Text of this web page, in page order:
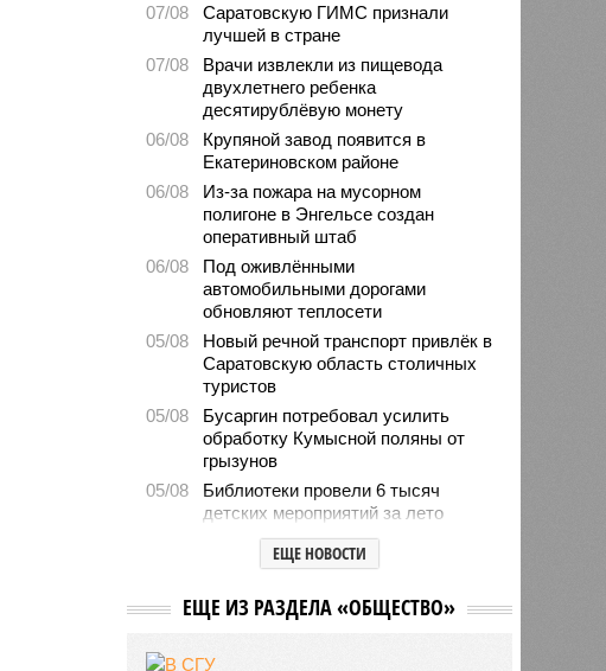
07/08
Саратовскую ГИМС признали
лучшей в стране
07/08
Врачи извлекли из пищевода
двухлетнего ребенка
десятирублёвую монету
06/08
Крупяной завод появится в
Екатериновском районе
06/08
Из-за пожара на мусорном
полигоне в Энгельсе создан
оперативный штаб
06/08
Под оживлёнными
автомобильными дорогами
обновляют теплосети
05/08
Новый речной транспорт привлёк в
Саратовскую область столичных
туристов
05/08
Бусаргин потребовал усилить
обработку Кумысной поляны от
грызунов
05/08
Библиотеки провели 6 тысяч
детских мероприятий за лето
Власти формируют стратегию
развития медицины до 2030 года
обсудил с главой Ртищевского
сетей
ЕЩЕ НОВОСТИ
ЕЩЕ ИЗ РАЗДЕЛА «ОБЩЕСТВО»